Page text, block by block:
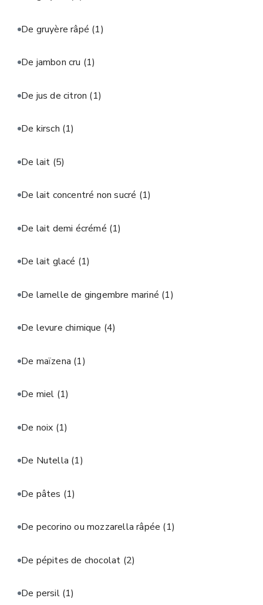
De gruyère râpé (1)
De jambon cru (1)
De jus de citron (1)
De kirsch (1)
De lait (5)
De lait concentré non sucré (1)
De lait demi écrémé (1)
De lait glacé (1)
De lamelle de gingembre mariné (1)
De levure chimique (4)
De maïzena (1)
De miel (1)
De noix (1)
De Nutella (1)
De pâtes (1)
De pecorino ou mozzarella râpée (1)
De pépites de chocolat (2)
De persil (1)